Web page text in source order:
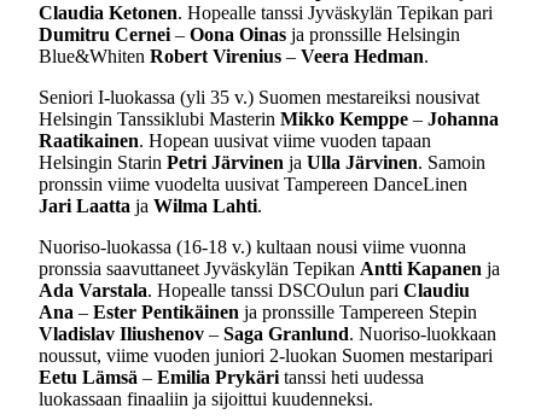
Claudia Ketonen. Hopealle tanssi Jyväskylän Tepikan pari
Dumitru Cernei – Oona Oinas ja pronssille Helsingin
Blue&Whiten Robert Virenius – Veera Hedman.
Seniori I-luokassa (yli 35 v.) Suomen mestareiksi nousivat
Helsingin Tanssiklubi Masterin Mikko Kemppe – Johanna
Raatikainen. Hopean uusivat viime vuoden tapaan
Helsingin Starin Petri Järvinen ja Ulla Järvinen. Samoin
pronssin viime vuodelta uusivat Tampereen DanceLinen
Jari Laatta ja Wilma Lahti.
Nuoriso-luokassa (16-18 v.) kultaan nousi viime vuonna
pronssia saavuttaneet Jyväskylän Tepikan Antti Kapanen ja
Ada Varstala. Hopealle tanssi DSCOulun pari Claudiu
Ana – Ester Pentikäinen ja pronssille Tampereen Stepin
Vladislav Iliushenov – Saga Granlund. Nuoriso-luokkaan
noussut, viime vuoden juniori 2-luokan Suomen mestaripari
Eetu Lämsä – Emilia Prykäri tanssi heti uudessa
luokassaan finaaliin ja sijoittui kuudenneksi.